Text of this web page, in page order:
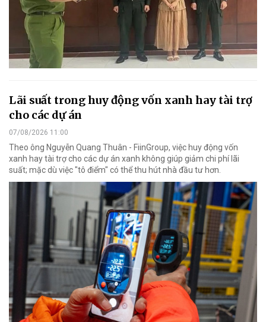
Lãi suất trong huy động vốn xanh hay tài trợ
cho các dự án
07/08/2026 11:00
Theo ông Nguyễn Quang Thuân - FiinGroup, việc huy động vốn
xanh hay tài trợ cho các dự án xanh không giúp giảm chi phí lãi
suất; mặc dù việc "tô điểm" có thể thu hút nhà đầu tư hơn.